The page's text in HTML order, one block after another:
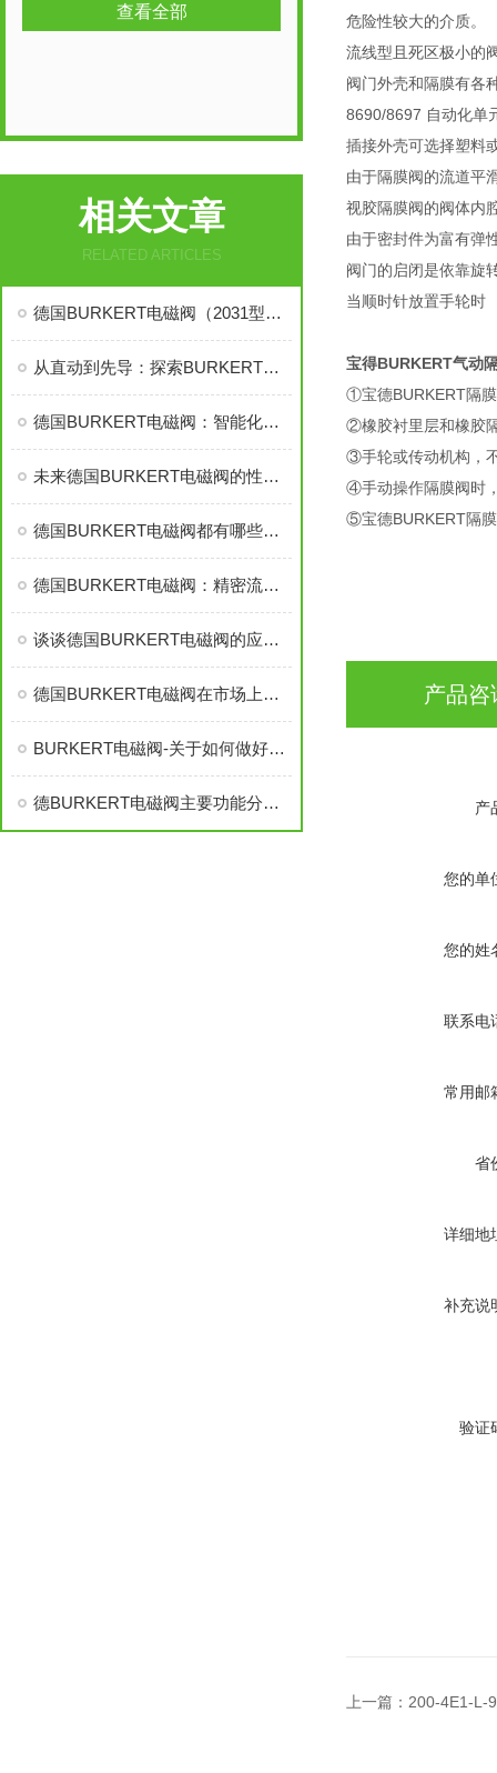
查看全部
相关文章
RELATED ARTICLES
德国BURKERT电磁阀（2031型）：卫生与耐腐工况的流体控制专家
从直动到先导：探索BURKERT电磁阀的多样化
德国BURKERT电磁阀：智能化与精密化的融合
未来德国BURKERT电磁阀的性能将如何优化？
德国BURKERT电磁阀都有哪些特点？
德国BURKERT电磁阀：精密流体控制的关键组件
谈谈德国BURKERT电磁阀的应用及影响因素
德国BURKERT电磁阀在市场上占据了一定的份额
BURKERT电磁阀-关于如何做好防爆措施介绍
德BURKERT电磁阀主要功能分为几大部分，德BURKERT电磁阀
危险性较大的介质。
流线型且死区极小的
阀门外壳和隔膜有各
8690/8697 自动化单
插接外壳可选择塑料
由于隔膜阀的流道平
视胶隔膜阀的阀体内
由于密封件为富有弹
阀门的启闭是依靠旋
当顺时针放置手轮时
宝得BURKERT气动
①宝德BURKERT隔
②橡胶衬里层和橡胶
③手轮或传动机构，
④手动操作隔膜阀时
⑤宝德BURKERT隔
产品咨
产
您的单
您的姓
联系电
常用邮
省
详细地
补充说
验证
上一篇： 200-4E1-L-